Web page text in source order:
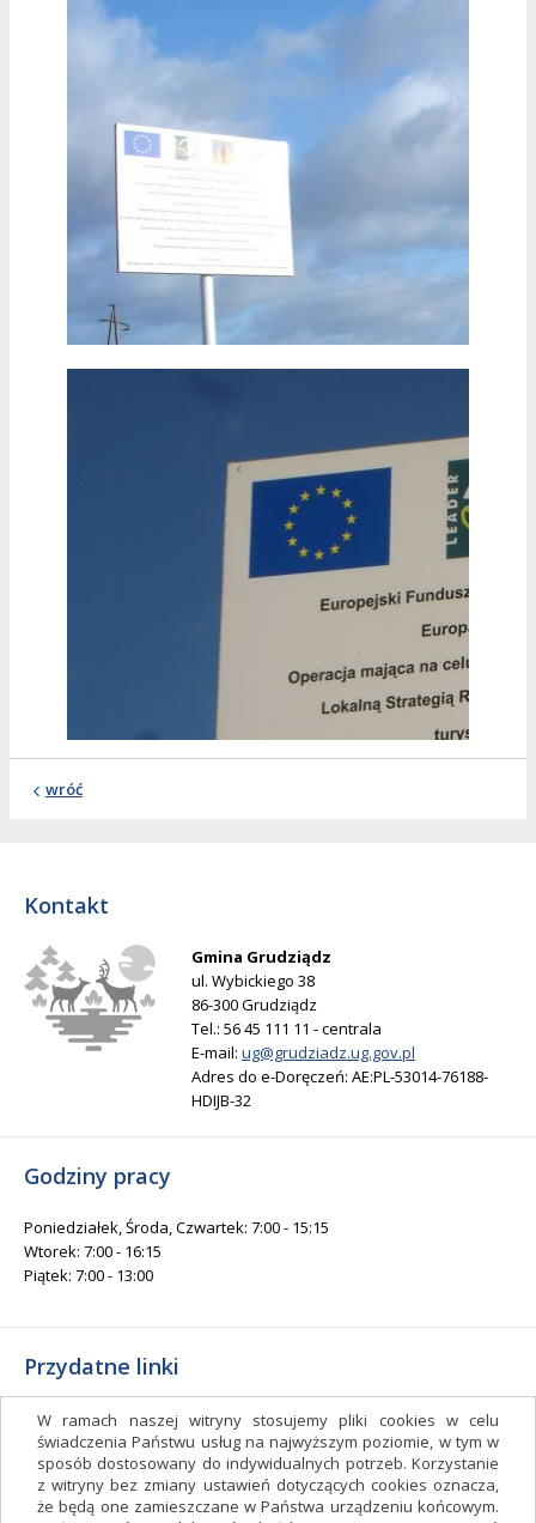
W ramach naszej witryny stosujemy pliki cookies w celu
świadczenia Państwu usług na najwyższym poziomie, w tym w
sposób dostosowany do indywidualnych potrzeb. Korzystanie
z witryny bez zmiany ustawień dotyczących cookies oznacza,
że będą one zamieszczane w Państwa urządzeniu końcowym.
wróć
Kontakt
Gmina Grudziądz
ul. Wybickiego 38
86-300 Grudziądz
Tel.: 56 45 111 11 - centrala
E-mail: ug@grudziadz.ug.gov.pl
Adres do e-Doręczeń: AE:PL-53014-76188-
HDIJB-32
Godziny pracy
Poniedziałek, Środa, Czwartek: 7:00 - 15:15
Wtorek: 7:00 - 16:15
Piątek: 7:00 - 13:00
Przydatne linki
Gminny Ośrodek Kultury i Sportu
Gminna Biblioteka Publiczna
facebook.com/gminagrudziadz
Deklaracja dostępności